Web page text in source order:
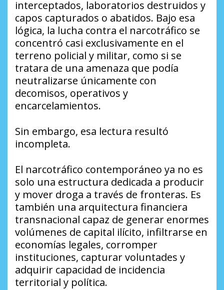
interceptados, laboratorios destruidos y
capos capturados o abatidos. Bajo esa
lógica, la lucha contra el narcotráfico se
concentró casi exclusivamente en el
terreno policial y militar, como si se
tratara de una amenaza que podía
neutralizarse únicamente con
decomisos, operativos y
encarcelamientos.
Sin embargo, esa lectura resultó
incompleta.
El narcotráfico contemporáneo ya no es
solo una estructura dedicada a producir
y mover droga a través de fronteras. Es
también una arquitectura financiera
transnacional capaz de generar enormes
volúmenes de capital ilícito, infiltrarse en
economías legales, corromper
instituciones, capturar voluntades y
adquirir capacidad de incidencia
territorial y política.